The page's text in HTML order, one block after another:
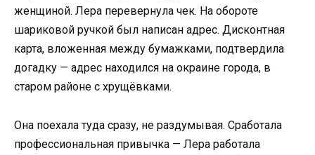
женщиной. Лера перевернула чек. На обороте
шариковой ручкой был написан адрес. Дисконтная
карта, вложенная между бумажками, подтвердила
догадку — адрес находился на окраине города, в
старом районе с хрущёвками.
Она поехала туда сразу, не раздумывая. Сработала
профессиональная привычка — Лера работала